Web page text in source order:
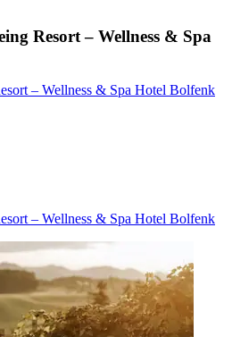
Resort – Wellness & Spa
– Wellness & Spa Hotel Bolfenk
– Wellness & Spa Hotel Bolfenk